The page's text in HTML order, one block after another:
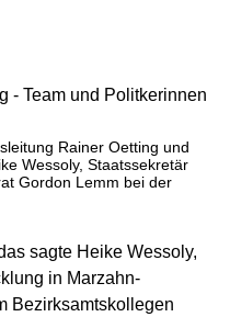
Rainer Oetting und
Wessoly, Staatssekretär
Gordon Lemm bei der
sagte Heike Wessoly,
in Marzahn-
Bezirksamtskollegen